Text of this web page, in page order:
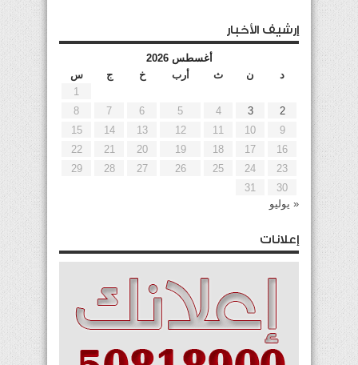
إرشيف الأخبار
أغسطس 2026
د
ن ث أرب خ ج
س
1
2
3
4
5
6
7
8
9
10
11
12
13
14
15
16
17
18
19
20
21
22
23
24
25
26
27
28
29
30
31
« يوليو
إعلانات